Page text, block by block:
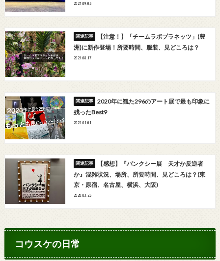
2021.09.05
【注意！】「チームラボプラネッツ」(豊
洲)に新作登場！所要時間、服装、見どころは？
2021.08.17
2020年に観た296のアート展で最も印象に
残ったBest9
2021.01.01
【感想】『バンクシー展 天才か反逆者
か』混雑状況、場所、所要時間、見どころは？(東
京・原宿、名古屋、横浜、大阪)
2020.03.25
コウスケの日常